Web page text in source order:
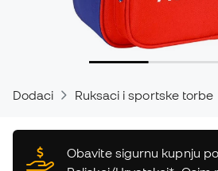
Dodaci Ruksaci i sportske torbe
Obavite sigurnu kupnju